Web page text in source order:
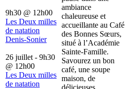
9h30 @ 12h00
Les Deux milles
de natation
Denis-Sonier
26 juillet - 9h30
@ 12h00
Les Deux milles
de natation
ambiance
chaleureuse et
accueillante au Café
des Bonnes Sœurs,
situé à l’Académie
Sainte-Famille.
Savourez un bon
café, une soupe
maison, de